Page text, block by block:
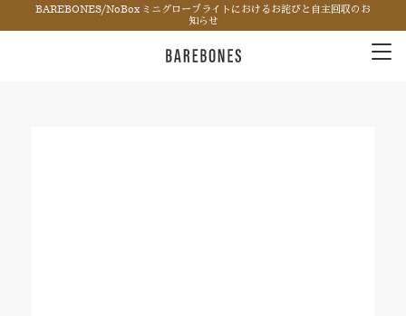
BAREBONES/NoBox ミニグローブライトにおけるお詫びと自主回収のお
知らせ